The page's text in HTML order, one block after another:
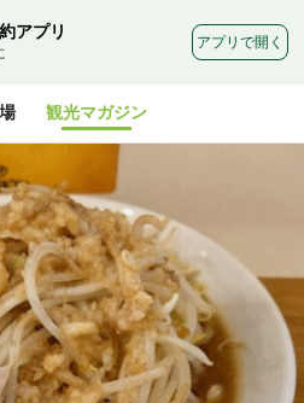
アプリ
アプリで開く
観光マガジン